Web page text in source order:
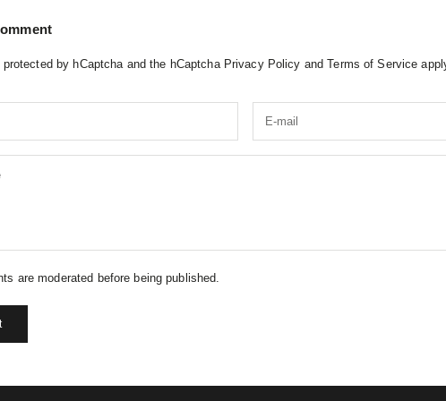
by hCaptcha and the hCaptcha Privacy Policy andTerms of Service
are moderated before being published.